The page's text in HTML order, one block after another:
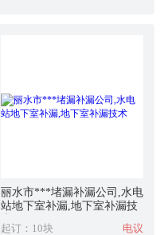
丽水市***堵漏补漏公司,水电
站地下室补漏,地下室补漏技
起订：10块 电议